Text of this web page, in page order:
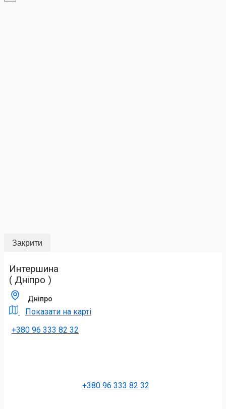
Закрити
Интершина
( Дніпро )
Дніпро
Показати на карті
+380 96 333 82 32
+380 96 333 82 32